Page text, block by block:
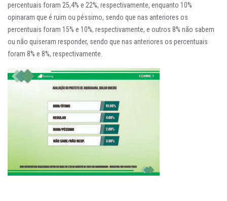
percentuais foram 25,4% e 22%, respectivamente, enquanto 10%
opinaram que é ruim ou péssimo, sendo que nas anteriores os
percentuais foram 15% e 10%, respectivamente, e outros 8% não sabem
ou não quiseram responder, sendo que nas anteriores os percentuais
foram 8% e 8%, respectivamente.